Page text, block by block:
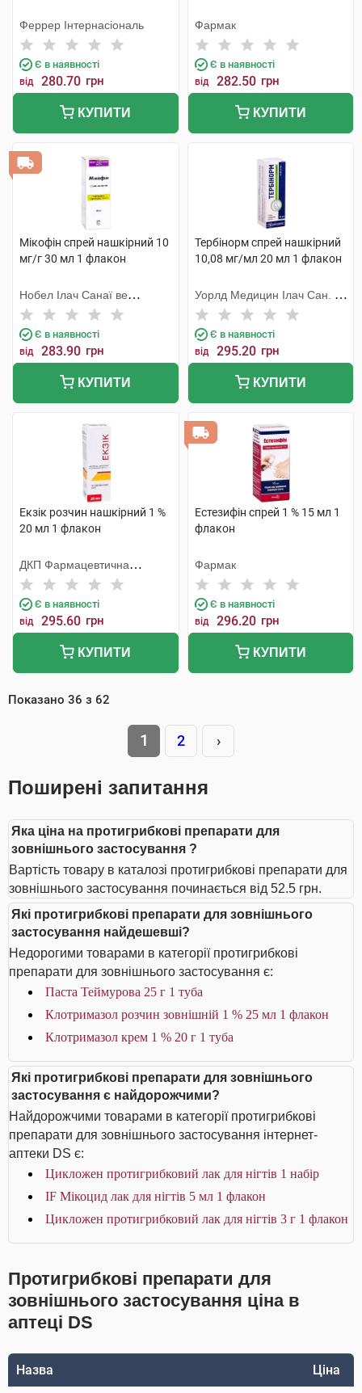
Феррер Інтернасіональ
Є в наявності
від 280.70 грн
КУПИТИ
Фармак
Є в наявності
від 282.50 грн
КУПИТИ
Мікофін спрей нашкірний 10
мг/г 30 мл 1 флакон
Нобел Ілач Санаї ве
Тіджарет
Є в наявності
від 283.90 грн
КУПИТИ
Тербінорм спрей нашкірний
10,08 мг/мл 20 мл 1 флакон
Уорлд Медицин Ілач Сан. Ве
Тідж
Є в наявності
від 295.20 грн
КУПИТИ
Екзік розчин нашкірний 1 %
20 мл 1 флакон
ДКП Фармацевтична
фабрика
Є в наявності
від 295.60 грн
КУПИТИ
Естезифін спрей 1 % 15 мл 1
флакон
Фармак
Є в наявності
від 296.20 грн
КУПИТИ
Показано 36 з 62
1 2 ›
Поширені запитання
Яка ціна на протигрибкові препарати для
зовнішнього застосування ?
Вартість товару в каталозі протигрибкові препарати для
зовнішнього застосування починається від 52.5 грн.
Які протигрибкові препарати для зовнішнього
застосування найдешевші?
Недорогими товарами в категорії протигрибкові
препарати для зовнішнього застосування є:
Паста Теймурова 25 г 1 туба
Клотримазол розчин зовнішній 1 % 25 мл 1 флакон
Клотримазол крем 1 % 20 г 1 туба
Які протигрибкові препарати для зовнішнього
застосування є найдорожчими?
Найдорожчими товарами в категорії протигрибкові
препарати для зовнішнього застосування інтернет-
аптеки DS є:
Цикложен протигрибковий лак для нігтів 1 набір
IF Мікоцид лак для нігтів 5 мл 1 флакон
Цикложен протигрибковий лак для нігтів 3 г 1 флакон
Протигрибкові препарати для
зовнішнього застосування ціна в
аптеці DS
Назва Ціна